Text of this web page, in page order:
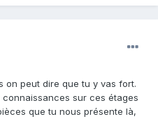
on peut dire que tu y vas fort.
sur ces étages
que tu nous présente là,